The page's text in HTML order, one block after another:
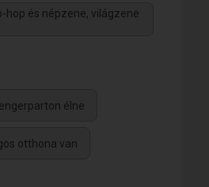
hop és népzene, világzene
élne
otthona van